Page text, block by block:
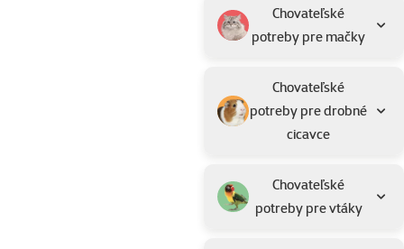
Chovateľské
potreby pre mačky
Chovateľské
potreby pre drobné
cicavce
Chovateľské
potreby pre vtáky